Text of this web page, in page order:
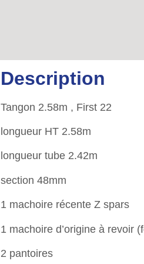
Description
Tangon 2.58m , First 22
longueur HT 2.58m
longueur tube 2.42m
section 48mm
1 machoire récente Z spars
1 machoire d’origine à revoir
2 pantoires